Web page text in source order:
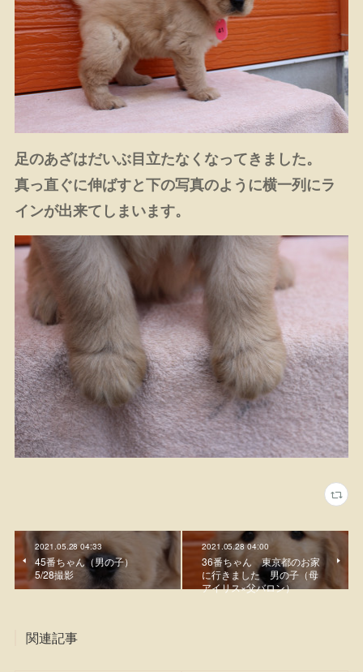
足のあざはだいぶ目立たなくなってきました。
真っ直ぐに伸ばすと下の写真のように横一列にラ
インが出来てしまいます。
2021.05.28 04:33
45番ちゃん（男の子）
5/28撮影
2021.05.28 04:00
36番ちゃん 東京都のお家
に行きました 男の子（母
アイリス×父バロン）
関連記事